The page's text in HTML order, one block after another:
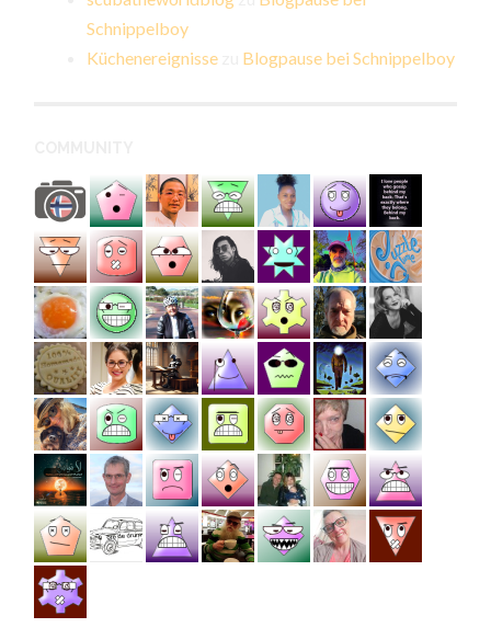
Schnippelboy
Küchenereignisse
Blogpause bei Schnippelboy